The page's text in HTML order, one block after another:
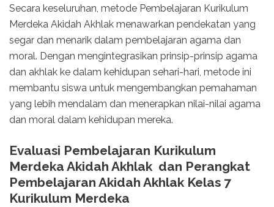
Secara keseluruhan, metode Pembelajaran Kurikulum
Merdeka Akidah Akhlak menawarkan pendekatan yang
segar dan menarik dalam pembelajaran agama dan
moral. Dengan mengintegrasikan prinsip-prinsip agama
dan akhlak ke dalam kehidupan sehari-hari, metode ini
membantu siswa untuk mengembangkan pemahaman
yang lebih mendalam dan menerapkan nilai-nilai agama
dan moral dalam kehidupan mereka.
Evaluasi Pembelajaran Kurikulum
Merdeka Akidah Akhlak dan Perangkat
Pembelajaran Akidah Akhlak Kelas 7
Kurikulum Merdeka